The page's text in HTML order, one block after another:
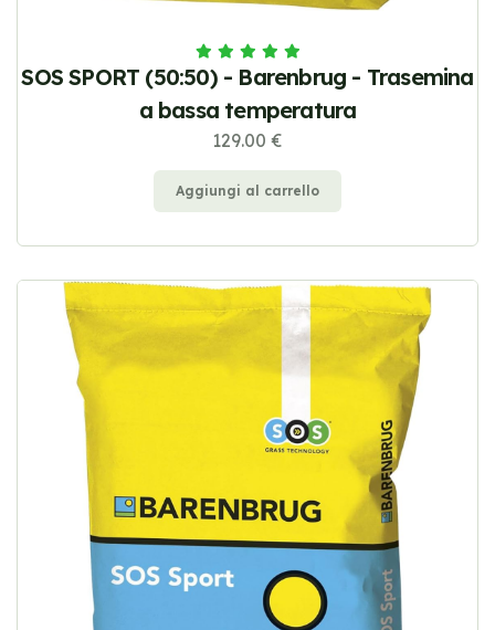
SOS SPORT (50:50) - Barenbrug - Trasemina
a bassa temperatura
129.00 €
Aggiungi al carrello